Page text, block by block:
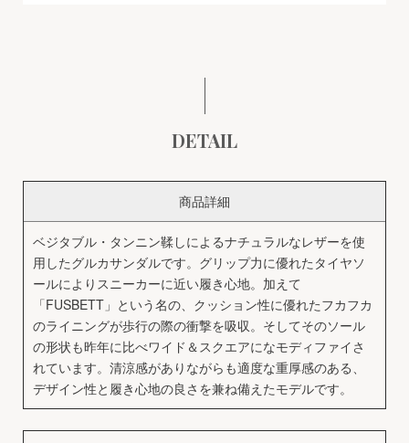
DETAIL
商品詳細
ベジタブル・タンニン鞣しによるナチュラルなレザーを使
用したグルカサンダルです。グリップ力に優れたタイヤソ
ールによりスニーカーに近い履き心地。加えて
「FUSBETT」という名の、クッション性に優れたフカフカ
のライニングが歩行の際の衝撃を吸収。そしてそのソール
の形状も昨年に比べワイド＆スクエアになモディファイさ
れています。清涼感がありながらも適度な重厚感のある、
デザイン性と履き心地の良さを兼ね備えたモデルです。